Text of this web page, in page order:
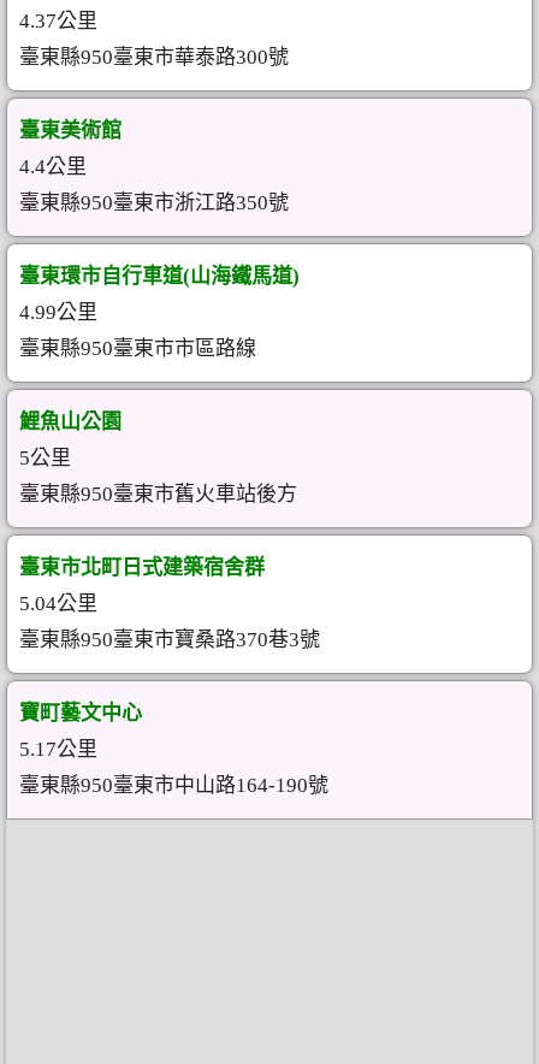
4.37公里
臺東縣950臺東市華泰路300號
臺東美術館
4.4公里
臺東縣950臺東市浙江路350號
臺東環市自行車道(山海鐵馬道)
4.99公里
臺東縣950臺東市市區路線
鯉魚山公園
5公里
臺東縣950臺東市舊火車站後方
臺東市北町日式建築宿舍群
5.04公里
臺東縣950臺東市寶桑路370巷3號
寶町藝文中心
5.17公里
臺東縣950臺東市中山路164-190號